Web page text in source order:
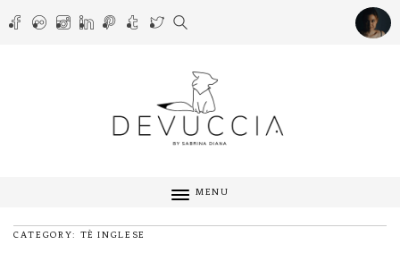
MENU
CATEGORY: TÈ INGLESE